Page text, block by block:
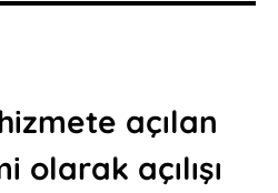
açılan
olarak açılışı